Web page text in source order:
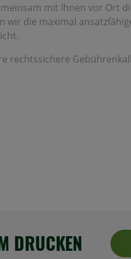
mit Ihnen vor Ort
wir die maximal
rechtssichere
DRUCKEN